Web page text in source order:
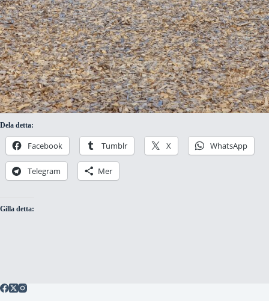
Dela detta:
Facebook Tumblr X WhatsApp
Telegram Mer
Gilla detta: